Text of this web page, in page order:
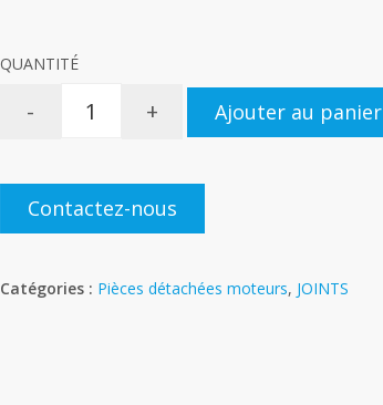
QUANTITÉ
- + Ajouter au panier
Contactez-nous
Catégories : Pièces détachées moteurs, JOINTS